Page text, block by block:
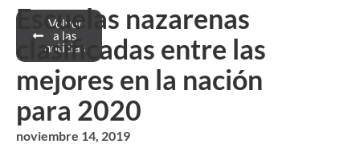
Volver
a las
noticias
Escuelas nazarenas
clasificadas entre las
mejores en la nación
para 2020
noviembre 14, 2019